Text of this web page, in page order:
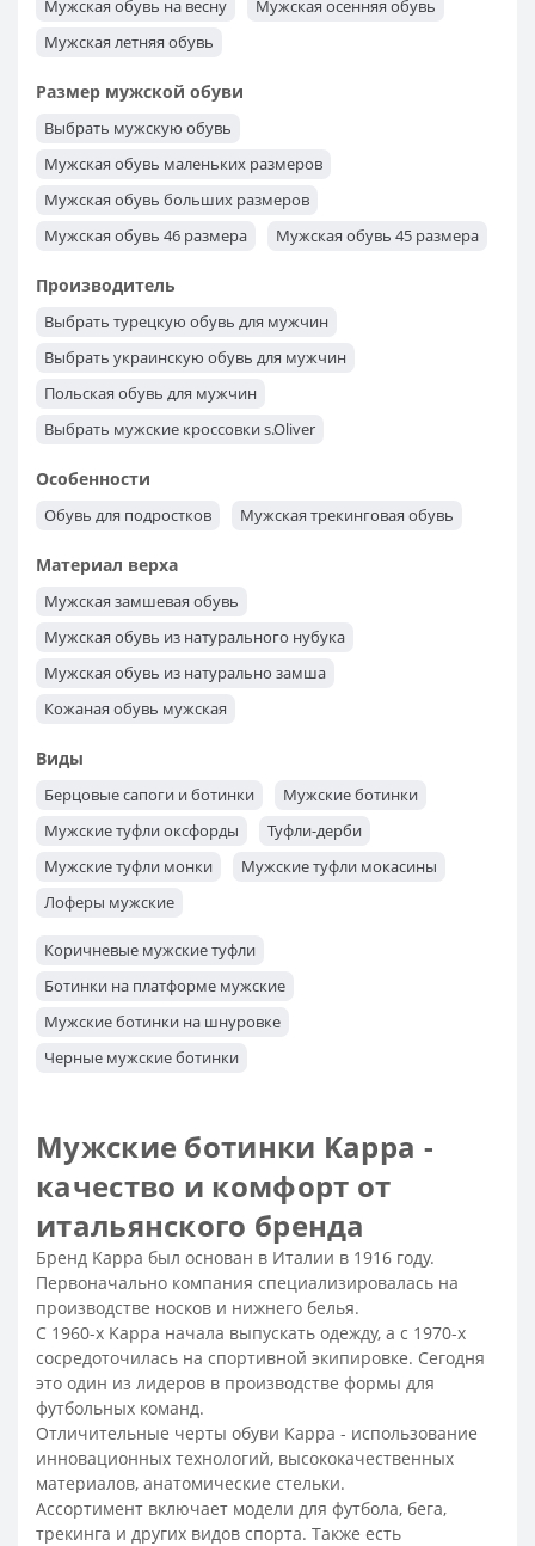
Мужская обувь на весну
Мужская осенняя обувь
Мужская летняя обувь
Размер мужской обуви
Выбрать мужскую обувь
Мужская обувь маленьких размеров
Мужская обувь больших размеров
Мужская обувь 46 размера
Мужская обувь 45 размера
Производитель
Выбрать турецкую обувь для мужчин
Выбрать украинскую обувь для мужчин
Польская обувь для мужчин
Выбрать мужские кроссовки s.Oliver
Выбрать мужскую обувь Badura из Польши
Особенности
Обувь для подростков Мужская трекинговая обувь
Материал верха
Мужская замшевая обувь
Мужская обувь из натурального нубука
Мужская обувь из натурально замша
Кожаная обувь мужская
Виды
Берцовые сапоги и ботинки
Мужские ботинки
Мужские туфли оксфорды
Туфли-дерби
Мужские туфли монки
Мужские туфли мокасины
Лоферы мужские
Коричневые мужские туфли
Ботинки на платформе мужские
Мужские ботинки на шнуровке
Черные мужские ботинки
Стильные мужские ботинки
Ботинки трекинговые мужские
Теплые мужские ботинки на зиму
Ботинки коричневые мужские
Ботинки мужские Осень-Зима
Мужские зимние ботинки на толстой подошве
Ботинки мужские зимние кожаные классические
Зимние классические ботинки мужские
Зимние мужские ботинки с натуральным мехом
Зимние ботинки мужские кожаные с мехом
Ботинки мужские зимние кожаные
Мужские ботинки Kappa -
качество и комфорт от
итальянского бренда
Бренд Kappa был основан в Италии в 1916 году.
Первоначально компания специализировалась на
производстве носков и нижнего белья.
С 1960-х Kappa начала выпускать одежду, а с 1970-х
сосредоточилась на спортивной экипировке. Сегодня
это один из лидеров в производстве формы для
футбольных команд.
Отличительные черты обуви Kappa - использование
инновационных технологий, высококачественных
материалов, анатомические стельки.
Ассортимент включает модели для футбола, бега,
трекинга и других видов спорта. Также есть